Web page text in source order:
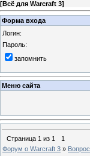
[Всё для Warcraft 3]
Форма входа
Логин:
Пароль:
запомнить
Меню сайта
Страница 1 из 1
1
Форум о Warcraft 3 »